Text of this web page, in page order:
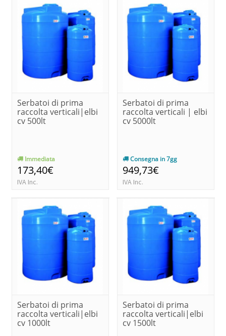
Serbatoi di prima
raccolta verticali|elbi
cv 500lt
Immediata
173,40€
IVA Inc.
Serbatoi di prima
raccolta verticali | elbi
cv 5000lt
Consegna in 7gg
949,73€
IVA Inc.
Serbatoi di prima
raccolta verticali|elbi
cv 1000lt
Serbatoi di prima
raccolta verticali|elbi
cv 1500lt